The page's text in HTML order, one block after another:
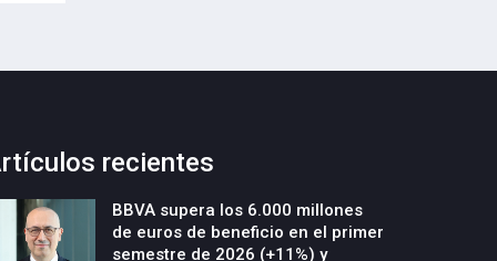
recientes
BBVA supera los 6.000 millones
de euros de beneficio en el primer
semestre de 2026 (+11%) y